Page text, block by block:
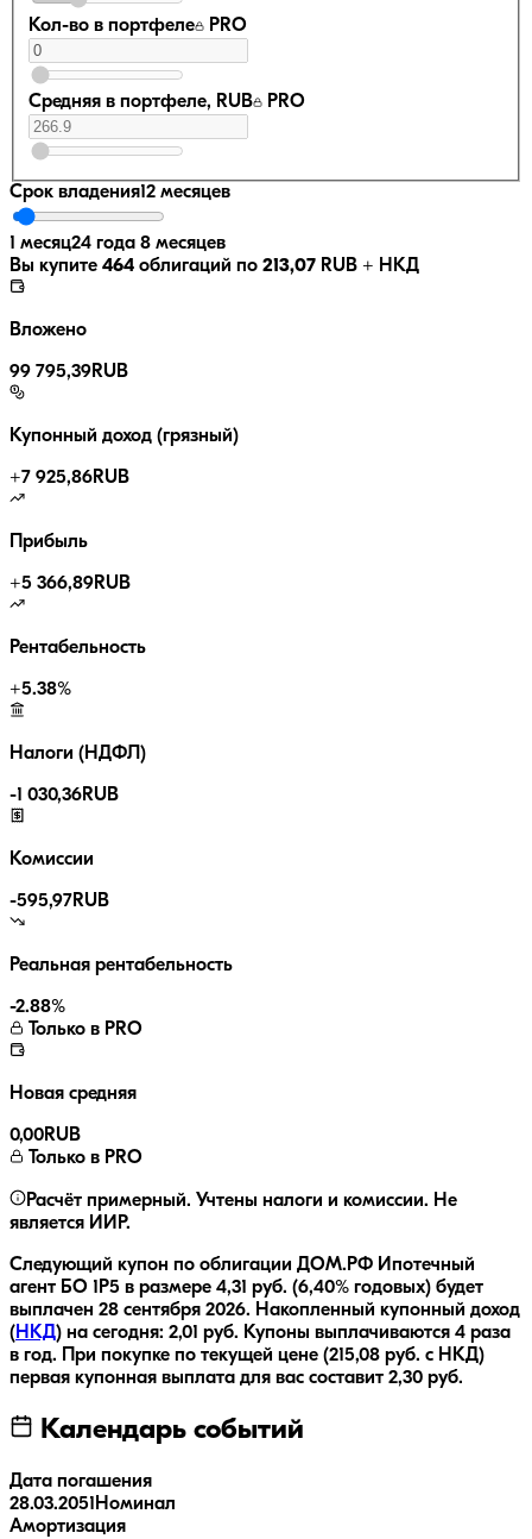
Кол-во в портфеле PRO
Средняя в портфеле, RUB PRO
Срок владения12 месяцев
1 месяц24 года 8 месяцев
Вы купите 464 облигаций по 213,07 RUB + НКД
Вложено
99 795,39RUB
Купонный доход (грязный)
+7 925,86RUB
Прибыль
+5 366,89RUB
Рентабельность
+5.38%
Налоги (НДФЛ)
-1 030,36RUB
Комиссии
-595,97RUB
Реальная рентабельность
-2.88%
Только в PRO
Новая средняя
0,00RUB
Только в PRO
Расчёт примерный. Учтены налоги и комиссии. Не
является ИИР.
Следующий купон по облигации ДОМ.РФ Ипотечный
агент БО 1P5 в размере 4,31 руб. (6,40% годовых) будет
выплачен 28 сентября 2026. Накопленный купонный доход
( НКД) на сегодня: 2,01 руб. Купоны выплачиваются 4 раза
в год.
При покупке по текущей цене (215,08 руб. с НКД)
первая купонная выплата для вас составит 2,30 руб.
Календарь событий
Дата погашения
28.03.2051 Номинал
Амортизация